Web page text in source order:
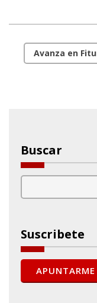
Avanza en
Buscar
Suscribete